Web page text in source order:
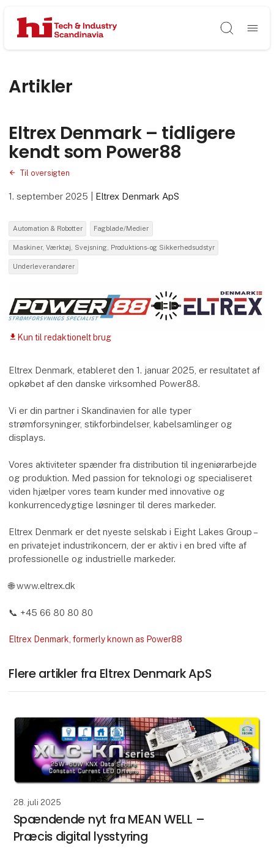
Søg
Artikler
Eltrex Denmark – tidligere
kendt som Power88
Til oversigten
1. september 2025 Eltrex Denmark ApS
Automation & Robotter Fagblade/Medier
Maskiner, Værktøj, Svejsning, Produktions- og Sikkerhedsudstyr
Underleverandører
download Kun til redaktionelt brug
Eltrex Denmark, etableret den 1. januar 2025, er resultatet af
opkøbet af den danske virksomhed Power88.
Vi er din partner i Skandinavien for alle typer
strømforsyninger, stikforbindelser, kabelsamlinger og
displays.
Vores aktiviteter spænder fra distribution til ingeniørarbejde
og produktion. Med passion for teknologi og specialiseret
viden hjælper vores team kunder med innovative og
konkurrencedygtige løsninger til deres markeder.
Eltrex Denmark er det nyeste selskab i Eight Lakes Group –
en privatejet industrikoncern, der er aktiv i en bred vifte af
professionelle og industrielle markeder.
🌐 www.eltrex.dk
📞 +45 66 80 80 80
Eltrex Denmark, formerly known as Power88
Flere artikler fra Eltrex Denmark ApS
28. juli 2025
Spændende nyt fra MEAN WELL –
Præcis digital lysstyring